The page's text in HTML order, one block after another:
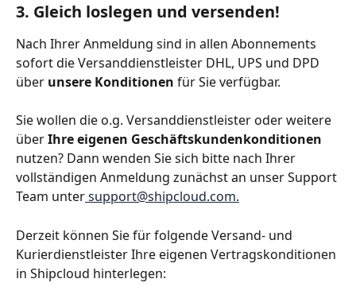
3. Gleich loslegen und versenden!
Nach Ihrer Anmeldung sind in allen Abonnements
sofort die Versanddienstleister DHL, UPS und DPD
über unsere Konditionen für Sie verfügbar.
Sie wollen die o.g. Versanddienstleister oder weitere
über Ihre eigenen Geschäftskundenkonditionen
nutzen? Dann wenden Sie sich bitte nach Ihrer
vollständigen Anmeldung zunächst an unser Support
Team unter support@shipcloud.com.
Derzeit können Sie für folgende Versand- und
Kurierdienstleister Ihre eigenen Vertragskonditionen
in Shipcloud hinterlegen: